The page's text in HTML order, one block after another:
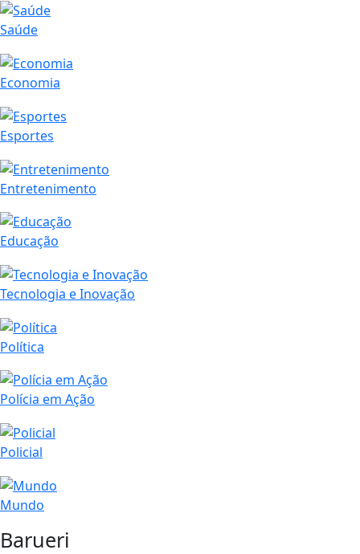
Saúde
Economia
Esportes
Entretenimento
Educação
Tecnologia e Inovação
Política
Polícia em Ação
Policial
Mundo
Barueri